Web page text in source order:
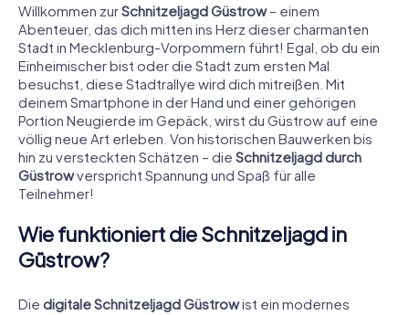
Willkommen zurSchnitzeljagd Güstrow– einem
Abenteuer, das dich mitten ins Herz dieser charmanten
Stadt in Mecklenburg-Vorpommern führt! Egal, ob du ein
Einheimischer bist oder die Stadt zum ersten Mal
besuchst, diese Stadtrallye wird dich mitreißen. Mit
deinem Smartphone in der Hand und einer gehörigen
Portion Neugierde im Gepäck, wirst du Güstrow auf eine
völlig neue Art erleben. Von historischen Bauwerken bis
hin zu versteckten Schätzen – die Schnitzeljagd durch
Güstrowverspricht Spannung und Spaß für alle
Teilnehmer!
Wie funktioniert die Schnitzeljagd in
Güstrow?
Die digitale Schnitzeljagd Güstrowist ein modernes